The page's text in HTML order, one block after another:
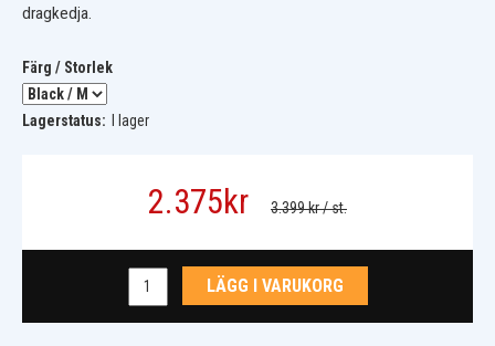
dragkedja.
Färg / Storlek
Lagerstatus: I lager
2.375kr 3.399 kr/ st.
LÄGG I VARUKORG